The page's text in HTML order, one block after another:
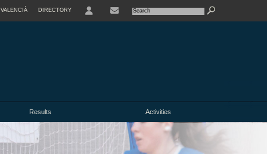
VALENCIÀ DIRECTORY
Results Activities